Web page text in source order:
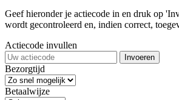
Geef hieronder je actiecode in en druk op
wordt gecontroleerd en, indien correct,
Actiecode invullen
Invoeren
Bezorgtijd
Betaalwijze